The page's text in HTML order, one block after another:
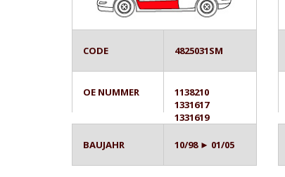
CODE 4825031SM
OE NUMMER
1138210
1331617
1331619
BAUJAHR 10/98 ► 01/05